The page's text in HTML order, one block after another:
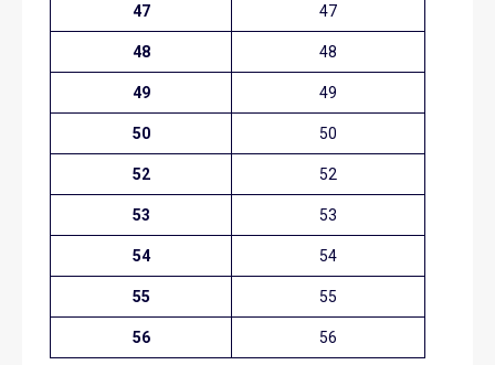
47 47
48 48
49 49
50 50
52 52
53 53
54 54
55 55
56 56